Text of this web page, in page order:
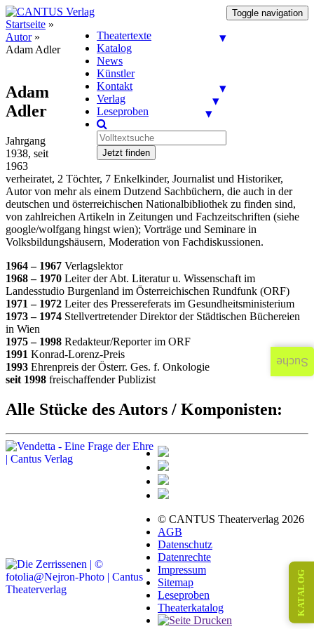
Toggle navigation
Theatertexte
Katalog
News
Künstler
Kontakt
Verlag
Leseproben
Jetzt finden
Startseite »
Autor»
Adam Adler
Adam
Adler
Jahrgang
1938, seit
1963
verheiratet, 2 Töchter, 7 Enkelkinder, Journalist und Historiker,
Autor von mehr als einem Dutzend Sachbüchern, die auch in der
deutschen und österreichischen Nationalbibliothek zu finden sind,
von zahlreichen Artikeln in Zeitungen und Fachzeitschriften (siehe
google/wolfgang hingst wien); Vorträge und Seminare in
Volksbildungshäusern, Moderation von Fachdiskussionen.
1964 – 1967 Verlagslektor
1968 – 1970 Leiter der Abt. Literatur u. Wissenschaft im
Landesstudio Burgenland im Österreichischen Rundfunk (ORF)
1971 – 1972 Leiter des Pressereferats im Gesundheitsministerium
1973 – 1974 Stellvertretender Direktor der Städtischen Büchereien
in Wien
1975 – 1998 Redakteur/Reporter im ORF
1991 Konrad-Lorenz-Preis
1993 Ehrenpreis der Österr. Ges. f. Onkologie
seit 1998 freischaffender Publizist
Alle Stücke des Autors / Komponisten:
© CANTUS Theaterverlag 2026
AGB
Datenschutz
Datenrechte
Impressum
Sitemap
Leseproben
Theaterkatalog
KATALOG
Suche